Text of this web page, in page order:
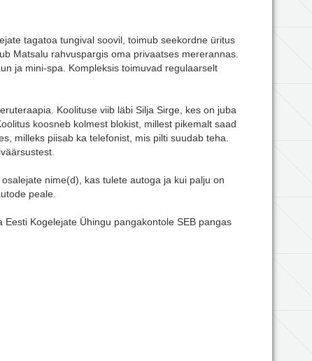
tagatoa tungival soovil, toimub seekordne üritus
Matsalu rahvuspargis oma privaatses mererannas.
ja mini-spa. Kompleksis toimuvad regulaarselt
Koolituse viib läbi Silja Sirge, kes on juba
koosneb kolmest blokist, millest pikemalt saad
milleks piisab ka telefonist, mis pilti suudab teha.
nime(d), kas tulete autoga ja kui palju on
peale.
Kogelejate Ühingu pangakontole SEB pangas